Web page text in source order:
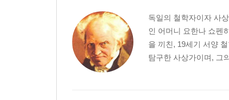
독일의 철학자이자 사
인 어머니 요한나 쇼펜
을 끼친, 19세기 서양
탐구한 사상가이며, 그